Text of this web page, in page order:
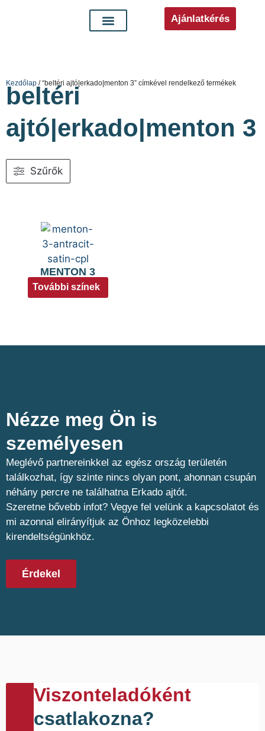
Ajánlatkérés
Kezdőlap / “beltéri ajtó|erkado|menton 3” címkével rendelkező termékek
beltéri
ajtó|erkado|menton 3
Szűrők
MENTON 3
További színek
Nézze meg Ön is
személyesen​
Meglévő partnereinkkel az egész ország területén
találkozhat, így szinte nincs olyan pont, ahonnan csupán
néhány percre ne találhatna Erkado ajtót.
Szeretne bővebb infot? Vegye fel velünk a kapcsolatot és
mi azonnal elirányítjuk az Önhoz legközelebbi
kirendeltségünkhöz.
Érdekel
Viszonteladóként
csatlakozna?